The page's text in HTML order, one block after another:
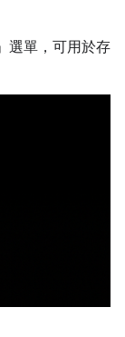
選單，可用於存